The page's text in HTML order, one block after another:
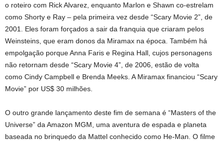
o roteiro com Rick Alvarez, enquanto Marlon e Shawn co-estrelam
como Shorty e Ray – pela primeira vez desde “Scary Movie 2”, de
2001. Eles foram forçados a sair da franquia que criaram pelos
Weinsteins, que eram donos da Miramax na época. Também há
empolgação porque Anna Faris e Regina Hall, cujos personagens
não retornam desde “Scary Movie 4”, de 2006, estão de volta
como Cindy Campbell e Brenda Meeks. A Miramax financiou “Scary
Movie” por US$ 30 milhões.
O outro grande lançamento deste fim de semana é “Masters of the
Universe” da Amazon MGM, uma aventura de espada e planeta
baseada no brinquedo da Mattel conhecido como He-Man. O filme